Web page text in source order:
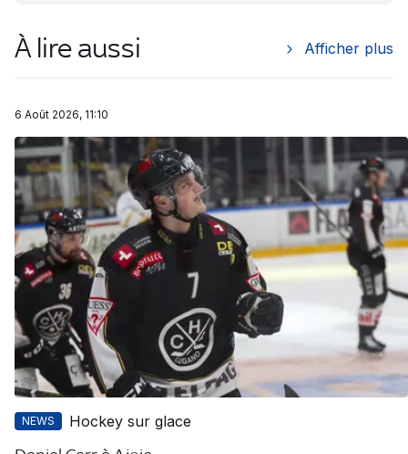
À lire aussi Afficher plus
6 Août 2026, 11:10
NEWS Hockey sur glace